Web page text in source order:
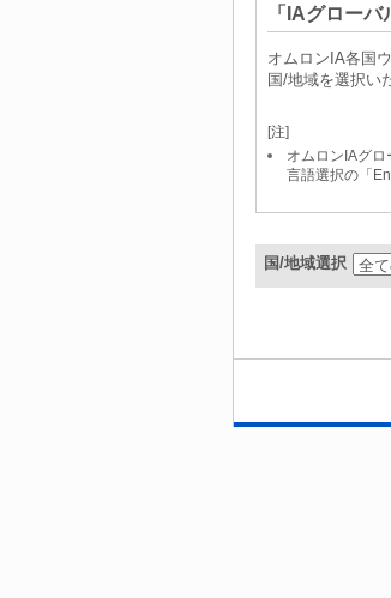
「IAグロー
オムロンIA各国
国/地域を選択い
[注]
オムロンIAグ
言語選択の「
国/地域選択